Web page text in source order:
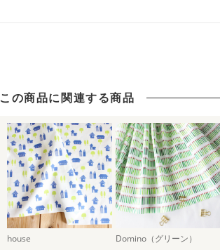
この商品に関連する商品
house Domino（グリーン）